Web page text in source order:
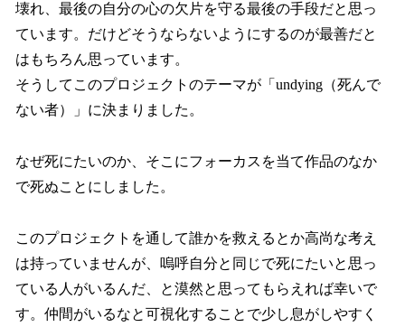
壊れ、最後の自分の心の欠片を守る最後の手段だと思っ
ています。だけどそうならないようにするのが最善だと
はもちろん思っています。
そうしてこのプロジェクトのテーマが「undying（死んで
ない者）」に決まりました。
なぜ死にたいのか、そこにフォーカスを当て作品のなか
で死ぬことにしました。
このプロジェクトを通して誰かを救えるとか高尚な考え
は持っていませんが、嗚呼自分と同じで死にたいと思っ
ている人がいるんだ、と漠然と思ってもらえれば幸いで
す。仲間がいるなと可視化することで少し息がしやすく